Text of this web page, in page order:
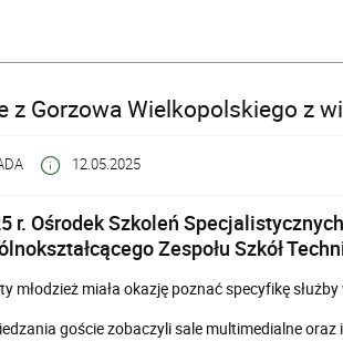
z Gorzowa Wielkopolskiego z
12.05.2025
r. Ośrodek Szkoleń
Zespołu Szkół
młodzież miała okazję poznać specyfikę
goście zobaczyli sale multimedialne